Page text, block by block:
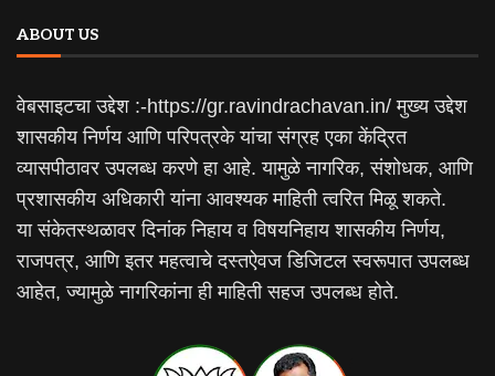
ABOUT US
वेबसाइटचा उद्देश :-https://gr.ravindrachavan.in/ मुख्य उद्देश
शासकीय निर्णय आणि परिपत्रके यांचा संग्रह एका केंद्रित
व्यासपीठावर उपलब्ध करणे हा आहे. यामुळे नागरिक, संशोधक, आणि
प्रशासकीय अधिकारी यांना आवश्यक माहिती त्वरित मिळू शकते.
या संकेतस्थळावर दिनांक निहाय व विषयनिहाय शासकीय निर्णय,
राजपत्र, आणि इतर महत्वाचे दस्तऐवज डिजिटल स्वरूपात उपलब्ध
आहेत, ज्यामुळे नागरिकांना ही माहिती सहज उपलब्ध होते.